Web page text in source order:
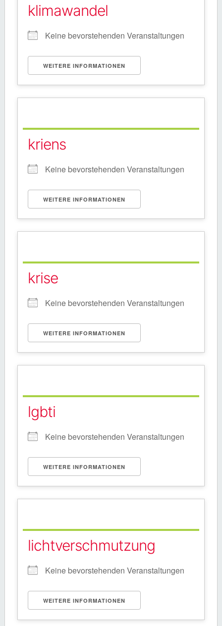
klimawandel
Keine bevorstehenden Veranstaltungen
WEITERE INFORMATIONEN
kriens
Keine bevorstehenden Veranstaltungen
WEITERE INFORMATIONEN
krise
Keine bevorstehenden Veranstaltungen
WEITERE INFORMATIONEN
lgbti
Keine bevorstehenden Veranstaltungen
WEITERE INFORMATIONEN
lichtverschmutzung
Keine bevorstehenden Veranstaltungen
WEITERE INFORMATIONEN